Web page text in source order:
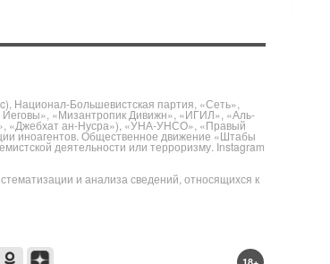
Национал-Большевистская партия, «Сеть»,
Иеговы», «Мизантропик Дивижн», «ИГИЛ», «Аль-
«Джебхат ан-Нусра»), «УНА-УНСО», «Правый
иноагентов. Общественное движение «Штабы
деятельности или терроризму. Instagram
и анализа сведений, относящихся к